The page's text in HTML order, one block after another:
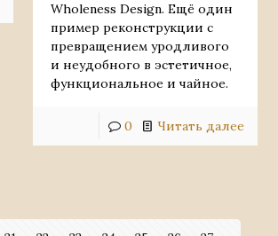
Wholeness Design. Ещё один
пример реконструкции с
превращением уродливого
и неудобного в эстетичное,
функциональное и чайное.
0 Читать далее